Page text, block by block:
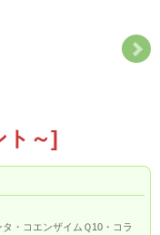
～]
・コエンザイムＱ10・コラ